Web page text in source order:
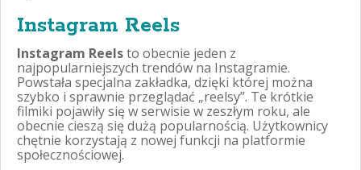
Instagram Reels
Instagram Reelsto obecnie jeden z
najpopularniejszych trendów na Instagramie.
Powstała specjalna zakładka, dzięki której można
szybko i sprawnie przeglądać „reelsy”. Te krótkie
filmiki pojawiły się w serwisie w zeszłym roku, ale
obecnie cieszą się dużą popularnością. Użytkownicy
chętnie korzystają z nowej funkcji na platformie
społecznościowej.